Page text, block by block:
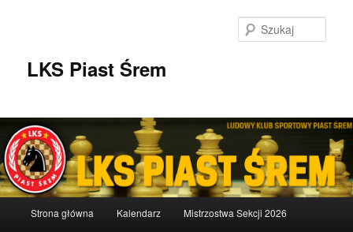
LKS Piast Śrem
Strona główna Kalendarz Mistrzostwa Sekcji 2026